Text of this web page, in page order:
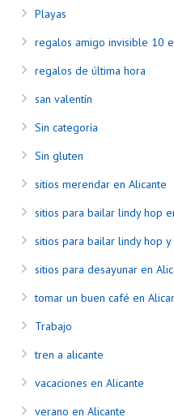
Playas
regalos amigo invisible 10
regalos de última hora
san valentín
Sin categoría
Sin gluten
sitios merendar en Alicante
sitios para bailar lindy hop
sitios para bailar lindy hop
sitios para desayunar en
tomar un buen café en
Trabajo
tren a alicante
vacaciones en Alicante
verano en Alicante